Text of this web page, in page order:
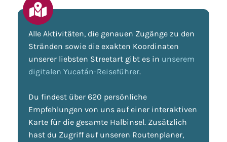
Alle Aktivitäten, die genauen Zugänge zu den
Stränden sowie die exakten Koordinaten
unserer liebsten Streetart gibt es in unserem
digitalen Yucatán-Reiseführer.
Du findest über 620 persönliche
Empfehlungen von uns auf einer interaktiven
Karte für die gesamte Halbinsel. Zusätzlich
hast du Zugriff auf unseren Routenplaner,